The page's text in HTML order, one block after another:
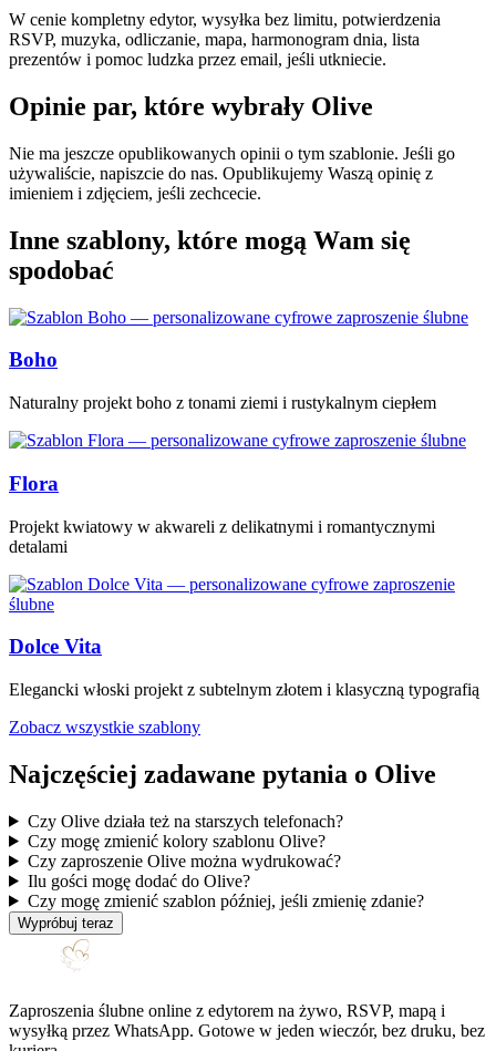
W cenie kompletny edytor, wysyłka bez limitu, potwierdzenia
RSVP, muzyka, odliczanie, mapa, harmonogram dnia, lista
prezentów i pomoc ludzka przez email, jeśli utkniecie.
Opinie par, które wybrały Olive
Nie ma jeszcze opublikowanych opinii o tym szablonie. Jeśli go
używaliście, napiszcie do nas. Opublikujemy Waszą opinię z
imieniem i zdjęciem, jeśli zechcecie.
Inne szablony, które mogą Wam się
spodobać
Boho
Naturalny projekt boho z tonami ziemi i rustykalnym ciepłem
Flora
Projekt kwiatowy w akwareli z delikatnymi i romantycznymi
detalami
Dolce Vita
Elegancki włoski projekt z subtelnym złotem i klasyczną typografią
Zobacz wszystkie szablony
Najczęściej zadawane pytania o Olive
Czy Olive działa też na starszych telefonach?
Czy mogę zmienić kolory szablonu Olive?
Czy zaproszenie Olive można wydrukować?
Ilu gości mogę dodać do Olive?
Czy mogę zmienić szablon później, jeśli zmienię zdanie?
Wypróbuj teraz
Zaproszenia ślubne online z edytorem na żywo, RSVP, mapą i
wysyłką przez WhatsApp. Gotowe w jeden wieczór, bez druku, bez